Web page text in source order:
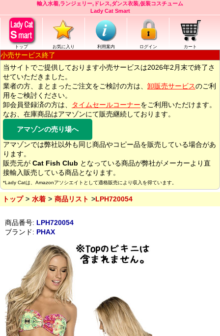
輸入水着,ランジェリー,ドレス,ダンス衣装,仮装コスチューム
Lady Cat Smart
トップ お気に入り 利用案内 ログイン カート
小売サービス終了
当サイトでご提供しております小売サービスは2026年2月末で終了さ
せていただきました。
業者の方、まとまったご注文をご検討の方は、 卸販売サービスのご利
用をご検討ください。
卸会員登録済の方は、
タイムセールコーナーをご利用いただけます。
なお、在庫商品はアマゾンにて販売継続しております。
アマゾンの売り場へ
アマゾンでは弊社以外も同じ商品やコピー品を販売している場合があ
ります。
販売元が Cat Fish Club となっている商品が弊社がメーカーより直
接輸入販売している商品となります。
*Lady Catは、Amazonアソシエイトとして適格販売により収入を得ています。
トップ 水着 商品リスト LPH720054
商品番号: LPH720054
ブランド: PHAX